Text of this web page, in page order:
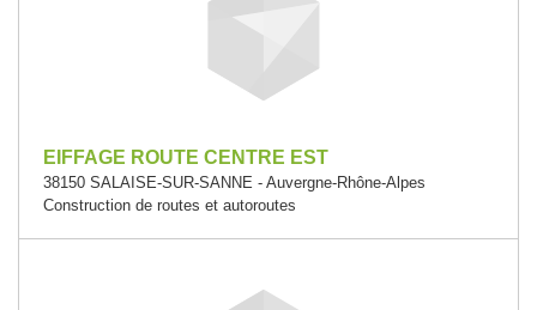
EIFFAGE ROUTE CENTRE EST
38150 SALAISE-SUR-SANNE - Auvergne-Rhône-Alpes
Construction de routes et autoroutes